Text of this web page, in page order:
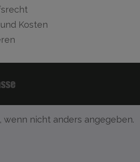
Kosten
wenn nicht anders angegeben.